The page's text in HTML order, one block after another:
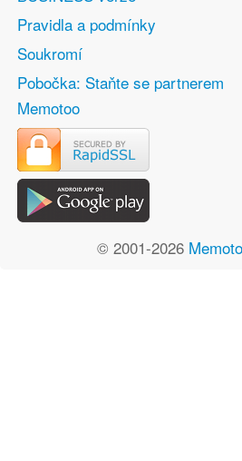
Pravidla a podmínky
Soukromí
Pobočka: Staňte se partnerem
Memotoo
© 2001-2026